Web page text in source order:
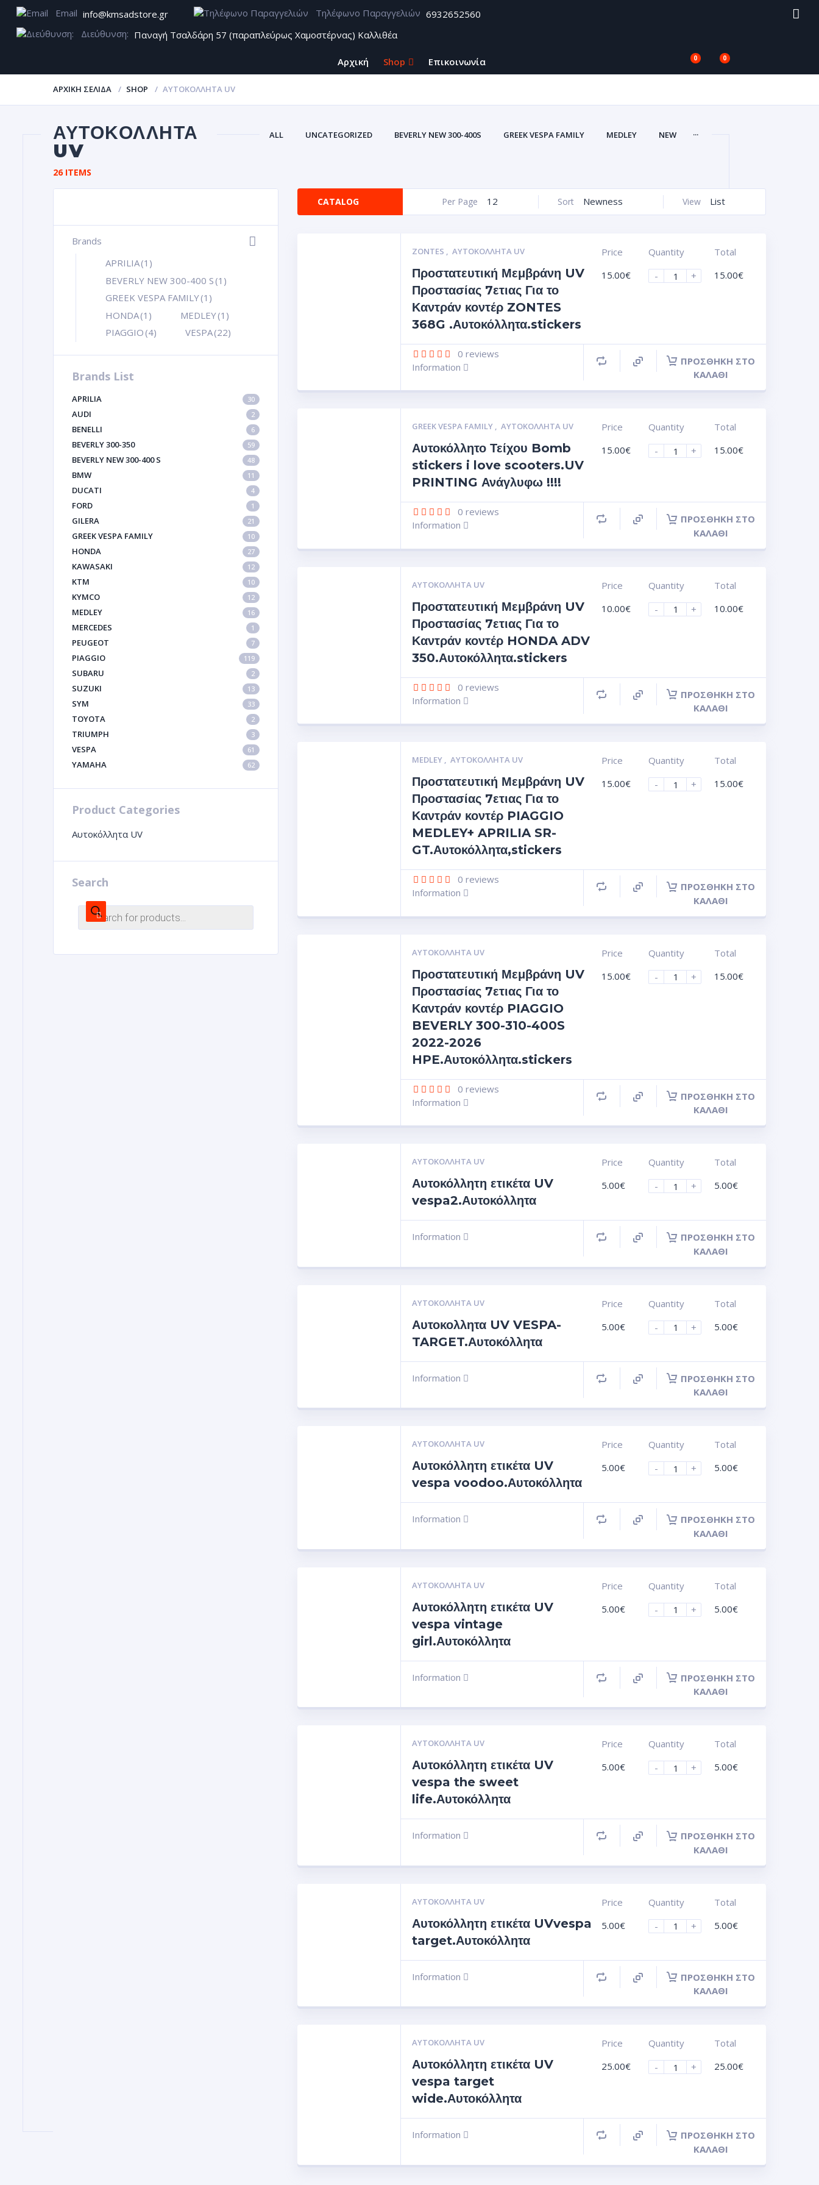
Email info@kmsadstore.gr Τηλέφωνο Παραγγελιών 6932652560
Διεύθυνση: Παναγή Τσαλδάρη 57 (παραπλεύρως Χαμοστέρνας) Καλλιθέα
Αρχική Shop Επικοινωνία 0 0
ΑΡΧΙΚΉ ΣΕΛΊΔΑ SHOP ΑΥΤΟΚΌΛΛΗΤΑ UV
ΑΥΤΟΚΌΛΛΗΤΑ
UV
ALL UNCATEGORIZED BEVERLY NEW 300-400S GREEK VESPA FAMILY MEDLEY NEW ...
26 ITEMS
Brands
+
APRILIA(1)
BEVERLY NEW 300-400 S (1)
GREEK VESPA FAMILY(1)
HONDA(1) MEDLEY(1)
PIAGGIO (4) VESPA(22)
Brands List
APRILIA 30
AUDI 2
BENELLI 6
BEVERLY 300-350 59
BEVERLY NEW 300-400 S 48
BMW 11
DUCATI 4
FORD 1
GILERA 21
GREEK VESPA FAMILY 10
HONDA 27
KAWASAKI 12
KTM 10
KYMCO 12
MEDLEY 16
MERCEDES 1
PEUGEOT 7
PIAGGIO 119
SUBARU 2
SUZUKI 13
SYM 33
TOYOTA 2
TRIUMPH 3
VESPA 61
YAMAHA 62
Product Categories
Αυτοκόλλητα UV
Search
CATALOG View List
Sort Newness
Per Page 12
ZONTES ,ΑΥΤΟΚΌΛΛΗΤΑ UV
Προστατευτική Μεμβράνη UV
Προστασίας 7ετιας Για το
Καντράν κοντέρ ZONTES
368G .Αυτοκόλλητα.stickers
Price
15.00€
Quantity
-
+
Total
15.00€
0 reviews
Information
ΠΡΟΣΘΉΚΗ ΣΤΟ
ΚΑΛΆΘΙ
GREEK VESPA FAMILY ,ΑΥΤΟΚΌΛΛΗΤΑ UV
Αυτοκόλλητο Τείχου Bomb
stickers i love scooters.UV
PRINTING Ανάγλυφω !!!!
Price
15.00€
Quantity
-
+
Total
15.00€
0 reviews
Information
ΠΡΟΣΘΉΚΗ ΣΤΟ
ΚΑΛΆΘΙ
ΑΥΤΟΚΌΛΛΗΤΑ UV
Προστατευτική Μεμβράνη UV
Προστασίας 7ετιας Για το
Καντράν κοντέρ HONDA ADV
350.Αυτοκόλλητα.stickers
Price
10.00€
Quantity
-
+
Total
10.00€
0 reviews
Information
ΠΡΟΣΘΉΚΗ ΣΤΟ
ΚΑΛΆΘΙ
MEDLEY ,ΑΥΤΟΚΌΛΛΗΤΑ UV
Προστατευτική Μεμβράνη UV
Προστασίας 7ετιας Για το
Καντράν κοντέρ PIAGGIO
MEDLEY+ APRILIA SR-
GT.Αυτοκόλλητα,stickers
Price
15.00€
Quantity
-
+
Total
15.00€
0 reviews
Information
ΠΡΟΣΘΉΚΗ ΣΤΟ
ΚΑΛΆΘΙ
ΑΥΤΟΚΌΛΛΗΤΑ UV
Προστατευτική Μεμβράνη UV
Προστασίας 7ετιας Για το
Καντράν κοντέρ PIAGGIO
BEVERLY 300-310-400S
2022-2026
HPE.Αυτοκόλλητα.stickers
Price
15.00€
Quantity
-
+
Total
15.00€
0 reviews
Information
ΠΡΟΣΘΉΚΗ ΣΤΟ
ΚΑΛΆΘΙ
ΑΥΤΟΚΌΛΛΗΤΑ UV
Αυτοκόλλητη ετικέτα UV
vespa2.Αυτοκόλλητα
Price
5.00€
Quantity
-
+
Total
5.00€
Information
ΠΡΟΣΘΉΚΗ ΣΤΟ
ΚΑΛΆΘΙ
ΑΥΤΟΚΌΛΛΗΤΑ UV
Αυτοκολλητα UV VESPA-
TARGET.Αυτοκόλλητα
Price
5.00€
Quantity
-
+
Total
5.00€
Information
ΠΡΟΣΘΉΚΗ ΣΤΟ
ΚΑΛΆΘΙ
ΑΥΤΟΚΌΛΛΗΤΑ UV
Αυτοκόλλητη ετικέτα UV
vespa voodoo.Αυτοκόλλητα
Price
5.00€
Quantity
-
+
Total
5.00€
Information
ΠΡΟΣΘΉΚΗ ΣΤΟ
ΚΑΛΆΘΙ
ΑΥΤΟΚΌΛΛΗΤΑ UV
Αυτοκόλλητη ετικέτα UV
vespa vintage
girl.Αυτοκόλλητα
Price
5.00€
Quantity
-
+
Total
5.00€
Information
ΠΡΟΣΘΉΚΗ ΣΤΟ
ΚΑΛΆΘΙ
ΑΥΤΟΚΌΛΛΗΤΑ UV
Αυτοκόλλητη ετικέτα UV
vespa the sweet
life.Αυτοκόλλητα
Price
5.00€
Quantity
-
+
Total
5.00€
Information
ΠΡΟΣΘΉΚΗ ΣΤΟ
ΚΑΛΆΘΙ
ΑΥΤΟΚΌΛΛΗΤΑ UV
Αυτοκόλλητη ετικέτα UVvespa
target.Αυτοκόλλητα
Price
5.00€
Quantity
-
+
Total
5.00€
Information
ΠΡΟΣΘΉΚΗ ΣΤΟ
ΚΑΛΆΘΙ
ΑΥΤΟΚΌΛΛΗΤΑ UV
Αυτοκόλλητη ετικέτα UV
vespa target
wide.Αυτοκόλλητα
Price
25.00€
Quantity
-
+
Total
25.00€
Information
ΠΡΟΣΘΉΚΗ ΣΤΟ
ΚΑΛΆΘΙ